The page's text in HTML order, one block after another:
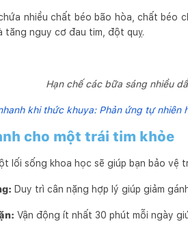
nhiều chất béo bão hòa, chất béo
tăng nguy cơ đau tim, đột quỵ.
Hạn chế các bữa sáng nhiều
khi thức khuya: Phản ứng tự nhiên
cho một trái tim khỏe
lối sống khoa học sẽ giúp bạn bảo vệ
Duy trì cân nặng hợp lý giúp giảm
Vận động ít nhất 30 phút mỗi ngày